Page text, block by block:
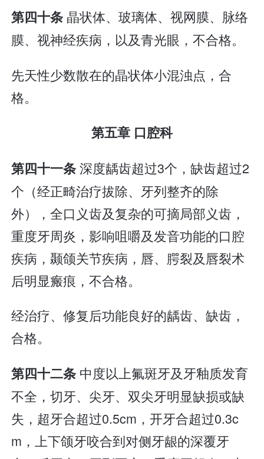
第四十条 晶状体、玻璃体、视网膜、脉络
膜、视神经疾病，以及青光眼，不合格。
先天性少数散在的晶状体小混浊点，合
格。
第五章 口腔科
第四十一条深度龋齿超过3个，缺齿超过2
个（经正畸治疗拔除、牙列整齐的除
外），全口义齿及复杂的可摘局部义齿，
重度牙周炎，影响咀嚼及发音功能的口腔
疾病，颞颌关节疾病，唇、腭裂及唇裂术
后明显瘢痕，不合格。
经治疗、修复后功能良好的龋齿、缺齿，
合格。
第四十二条 中度以上氟斑牙及牙釉质发育
不全，切牙、尖牙、双尖牙明显缺损或缺
失，超牙合超过0.5cm，开牙合超过0.3c
m，上下颌牙咬合到对侧牙龈的深覆牙